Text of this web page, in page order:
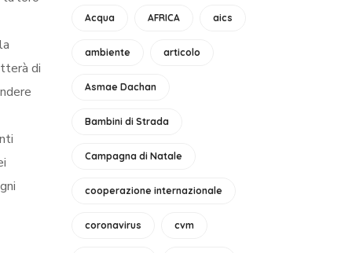
di
Acqua AFRICA aics
ambiente articolo
Asmae Dachan
Bambini di Strada
Campagna di Natale
cooperazione internazionale
coronavirus cvm